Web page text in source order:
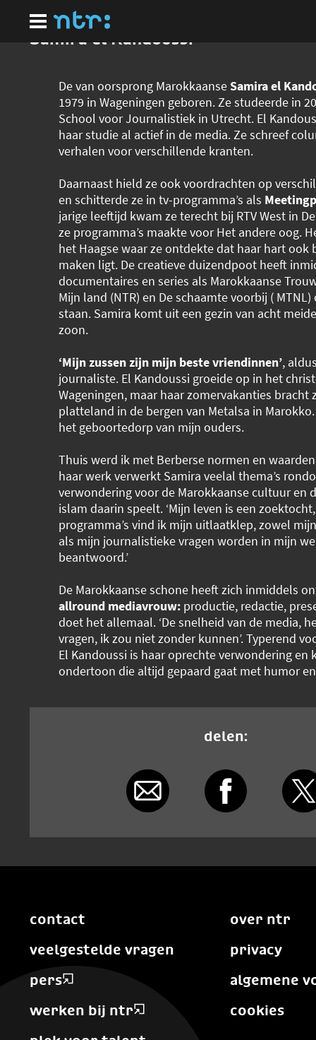
hoofdinhoud
Samira el Kandoussi
De van oorsprong MarokkaanseSamira el
1979 in Wageningen geboren. Ze studeerde in
School voor Journalistiek in Utrecht. El
haar studie al actief in de media. Ze schreef
verhalen voor verschillende kranten.
Daarnaast hield ze ook voordrachten op
en schitterde ze in tv-programma’s als
jarige leeftijd kwam ze terecht bij RTV West in
ze programma’s maakte voor Het andere oog.
het Haagse waar ze ontdekte dat haar hart ook
maken ligt. De creatieve duizendpoot heeft
documentaires en series als Marokkaanse
Mijn land (NTR) en De schaamte voorbij (
staan. Samira komt uit een gezin van acht
zoon.
‘Mijn zussen zijn mijn beste vriendinnen’,
journaliste. El Kandoussi groeide op in het
Wageningen, maar haar zomervakanties bracht
platteland in de bergen van Metalsa in Marokko.
het geboortedorp van mijn ouders.
Thuis werd ik met Berberse normen en waarden
haar werk verwerkt Samira veelal thema’s
verwondering voor de Marokkaanse cultuur en
islam daarin speelt. ‘Mijn leven is een
programma’s vind ik mijn uitlaatklep, zowel
als mijn journalistieke vragen worden in mijn
beantwoord.’
De Marokkaanse schone heeft zich inmiddels
allround mediavrouw: productie, redactie,
doet het allemaal. ‘De snelheid van de media,
vragen, ik zou niet zonder kunnen’. Typerend
El Kandoussi is haar oprechte verwondering en
ondertoon die altijd gepaard gaat met humor
delen:
contact
veelgestelde vragen
pers
werken bij ntr
over ntr
privacy
algemene
cookies